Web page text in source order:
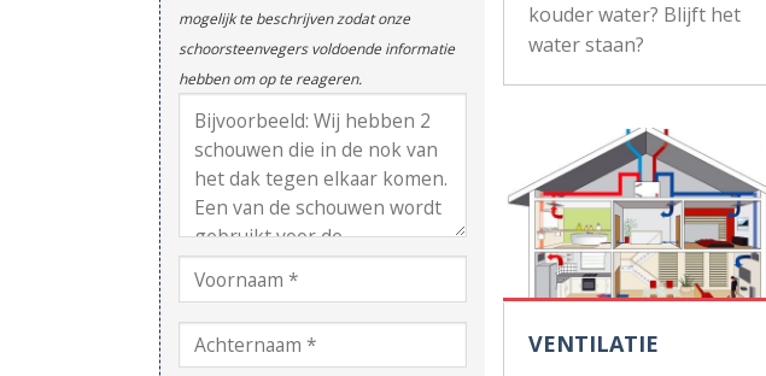
mogelijk te beschrijven zodat onze
schoorsteenvegers voldoende informatie
hebben om op te reageren.
kouder water? Blijft het
water staan?
VENTILATIE